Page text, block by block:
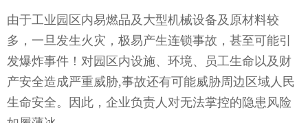
由于工业园区内易燃品及大型机械设备及原材料较
多，一旦发生火灾，极易产生连锁事故，甚至可能引
发爆炸事件！对园区内设施、环境、员工生命以及财
产安全造成严重威胁,事故还有可能威胁周边区域人民
生命安全。因此，企业负责人对无法掌控的隐患风险